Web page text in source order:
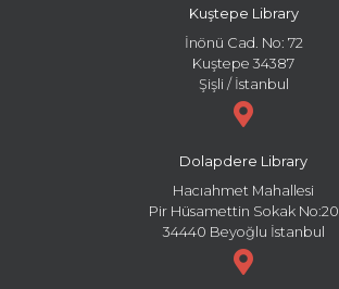
Kuştepe Library
İnönü Cad. No: 72
Kuştepe 34387
Şişli / İstanbul
Dolapdere Library
Hacıahmet Mahallesi
Pir Hüsamettin Sokak No:20
34440 Beyoğlu İstanbul